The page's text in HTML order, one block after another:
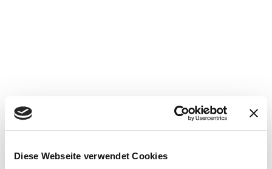
Diese Webseite verwendet Cookies